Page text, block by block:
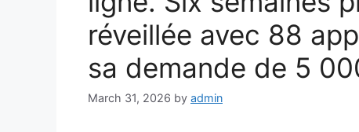
réveillée avec 88
sa demande de 5
March 31, 2026 by admin